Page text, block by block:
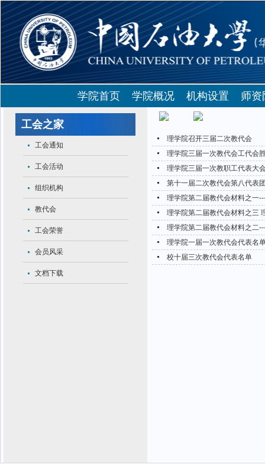
学院首页 学院概况 机构设置 师资
工会之家
工会通知
工会活动
组织机构
教代会
工会荣誉
会员风采
文档下载
理学院召开三届二次教代会
理学院三届一次教代会工代会
理学院三届一次教职工代表大
第十一届二次教代会第八代表
理学院第二届教代会材料之一
理学院第二届教代会材料之三
理学院第二届教代会材料之二
理学院一届一次教代会代表名
校十届三次教代会代表名单